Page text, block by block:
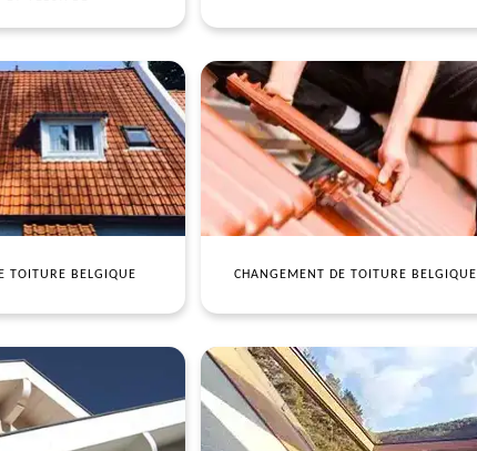
TOITURE BELGIQUE CHANGEMENT DE TOITURE BELGIQUE